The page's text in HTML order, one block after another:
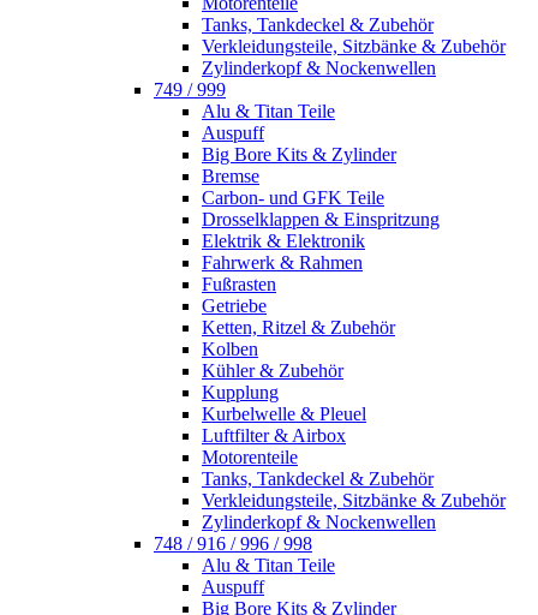
Tanks, Tankdeckel & Zubehör
Verkleidungsteile, Sitzbänke & Zubehör
Zylinderkopf & Nockenwellen
749 / 999
Alu & Titan Teile
Auspuff
Big Bore Kits & Zylinder
Bremse
Carbon- und GFK Teile
Drosselklappen & Einspritzung
Elektrik & Elektronik
Fahrwerk & Rahmen
Fußrasten
Getriebe
Ketten, Ritzel & Zubehör
Kolben
Kühler & Zubehör
Kupplung
Kurbelwelle & Pleuel
Luftfilter & Airbox
Motorenteile
Tanks, Tankdeckel & Zubehör
Verkleidungsteile, Sitzbänke & Zubehör
Zylinderkopf & Nockenwellen
748 / 916 / 996 / 998
Alu & Titan Teile
Auspuff
Big Bore Kits & Zylinder